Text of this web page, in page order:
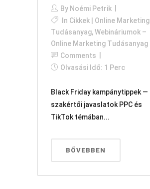
By Noémi Petrik
In Cikkek | Online Marketing
Tudásanyag,Webináriumok –
Online Marketing Tudásanyag
Comments
Olvasási Idő: 1 Perc
Black Friday kampánytippek —
szakértői javaslatok PPC és
TikTok témában...
BŐVEBBEN